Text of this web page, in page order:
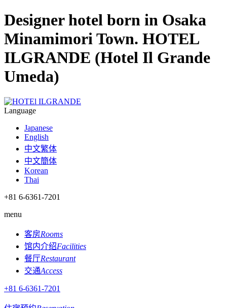
Designer hotel born in Osaka
Minamimori Town. HOTEL
ILGRANDE (Hotel Il Grande
Umeda)
Language
Japanese
English
中文繁体
中文簡体
Korean
Thai
+81 6-6361-7201
menu
客房Rooms
馆内介绍Facilities
餐厅Restaurant
交通Access
+81 6-6361-7201